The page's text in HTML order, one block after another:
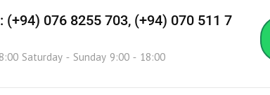
(+94) 076 8255 703, (+94) 070 511 7
Saturday - Sunday 9:00 - 18:00